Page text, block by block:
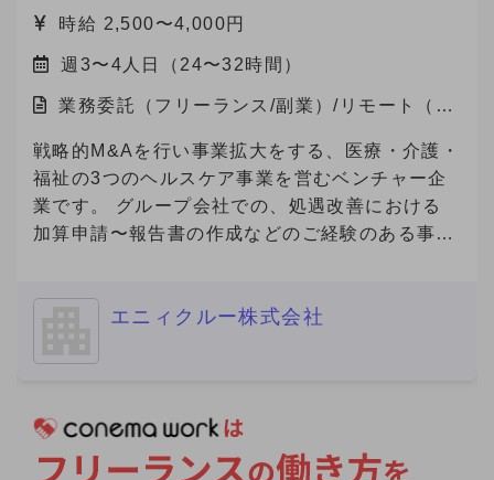
施する観点から、大変恐縮ですがご返信できない
ことがありますので、ご協力をお願いいたしま
両立できる点が大きな魅力です。 今回、当社は
これらのサービスにご関心をお持ちの企業様をご
紹介いただけるパートナーを募集しています。
時給 2,500〜4,000円
週3〜4人日（24〜32時間）
業務委託（フリーランス/副業）/リモート（在
戦略的M&Aを行い事業拡大をする、医療・介護・
福祉の3つのヘルスケア事業を営むベンチャー企
業です。 グループ会社での、処遇改善における
加算申請〜報告書の作成などのご経験のある事務
あたり■（必須） 必須要件について、具体的なご
ります。
エニィクルー株式会社